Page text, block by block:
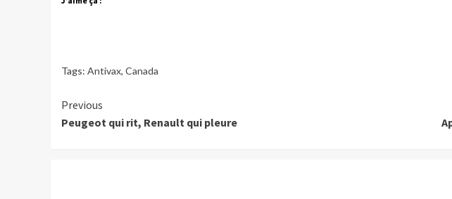
Tags: Antivax, Canada
Continue
Reading
Previous
Peugeot qui rit, Renault qui pleure